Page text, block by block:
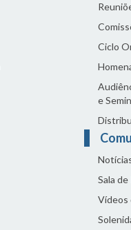
Ciclo
e
Sala
Vídeos